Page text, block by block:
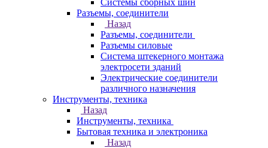
Системы сборных шин
Разъемы, соединители
Назад
Разъемы, соединители
Разъемы силовые
Система штекерного монтажа
электросети зданий
Электрические соединители
различного назначения
Инструменты, техника
Назад
Инструменты, техника
Бытовая техника и электроника
Назад